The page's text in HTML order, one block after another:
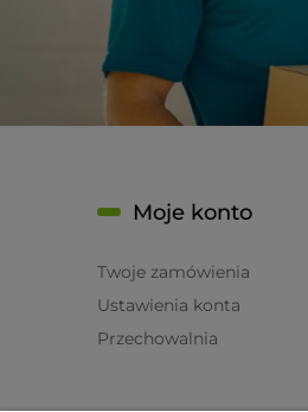
Moje konto
Twoje zamówienia
Ustawienia konta
Przechowalnia